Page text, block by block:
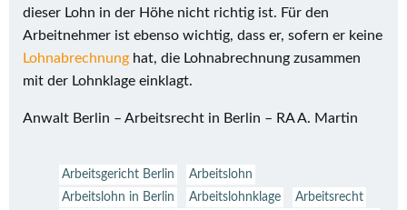
dieser Lohn in der Höhe nicht richtig ist. Für den
Arbeitnehmer ist ebenso wichtig, dass er, sofern er keine
Lohnabrechnung hat, die Lohnabrechnung zusammen
mit der Lohnklage einklagt.
Anwalt Berlin – Arbeitsrecht in Berlin – RA A. Martin
Arbeitsgericht Berlin
Arbeitslohn
Arbeitslohn in Berlin
Arbeitslohnklage
Arbeitsrecht